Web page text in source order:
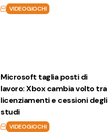
VIDEOGIOCHI
Microsoft taglia posti di
lavoro: Xbox cambia volto tra
licenziamenti e cessioni degli
studi
VIDEOGIOCHI